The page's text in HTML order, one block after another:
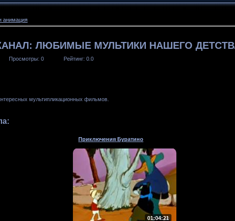
анимация
ЛЮБИМЫЕ МУЛЬТИКИ НАШЕГО
Просмотры: 0 Рейтинг: 0.0
мультипликационных фильмов.
:
Приключения Буратино
01:04:21